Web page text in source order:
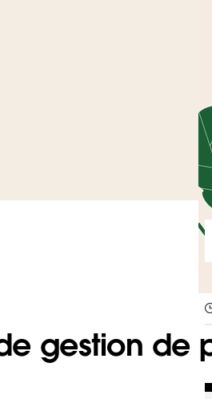
gestion de